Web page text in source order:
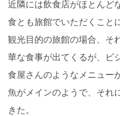
近隣には飲食店がほとんど
食とも旅館でいただくこと
観光目的の旅館の場合、そ
華な食事が出てくるが、ビ
食屋さんのようなメニュー
魚がメインのようで、それ
きた。